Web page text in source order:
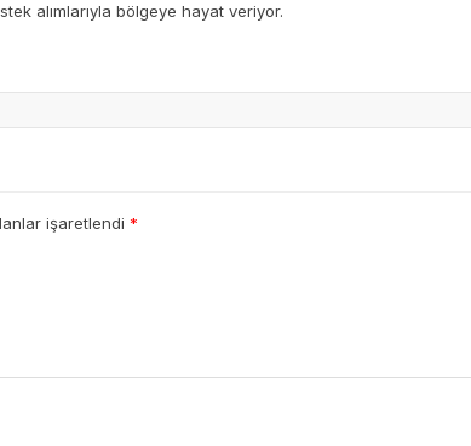
alımlarıyla bölgeye hayat veriyor.
işaretlendi *